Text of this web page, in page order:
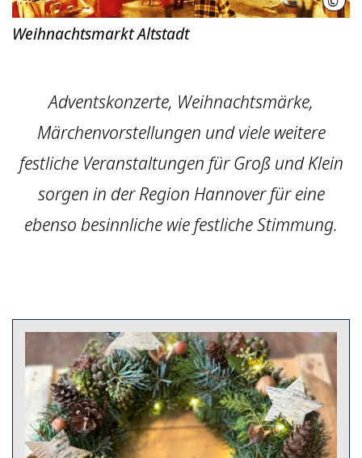
Weihnachtsmarkt Altstadt
Adventskonzerte, Weihnachtsmärke,
Märchenvorstellungen und viele weitere
festliche Veranstaltungen für Groß und Klein
sorgen in der Region Hannover für eine
ebenso besinnliche wie festliche Stimmung.